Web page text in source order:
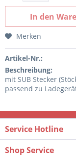
In den
Merken
Artikel-Nr.:
Beschreibung:
mit SUB Stecker
passend zu
Service Hotline
Shop Service